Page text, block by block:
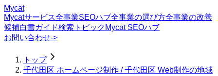
Mycat
Mycatサービス全事業SEOハブ全事業の選び方全事業の改善
候補白書ガイド検索トピック Mycat SEOハブ
お問い合わせ->
トップ
千代田区 ホームページ制作 / 千代田区 Web制作の地域